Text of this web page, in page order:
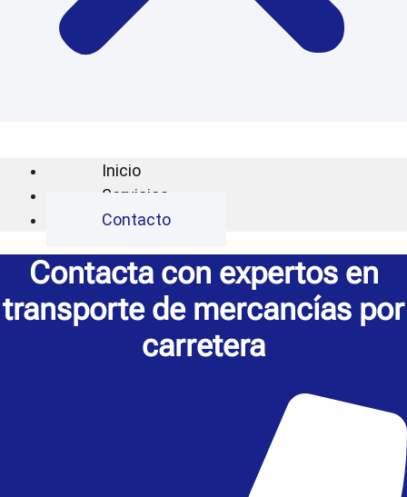
Inicio
Servicios
Contacto
Contacta con expertos en
transporte de mercancías por
carretera